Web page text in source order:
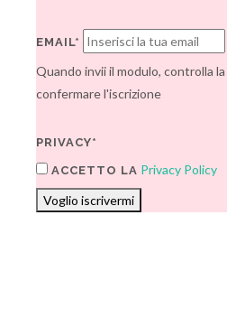
EMAIL*
Quando invii il modulo, controlla
confermare l'iscrizione
PRIVACY*
ACCETTO LA Privacy Policy
Voglio iscrivermi